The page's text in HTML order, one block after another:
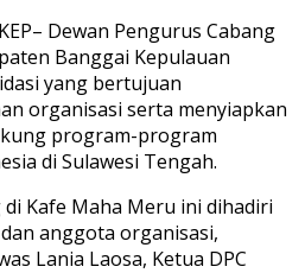
Dewan Pengurus Cabang
Banggai Kepulauan
yang bertujuan
organisasi serta menyiapkan
program-program
di Sulawesi Tengah.
Kafe Maha Meru ini dihadiri
anggota organisasi,
Lania Laosa, Ketua DPC